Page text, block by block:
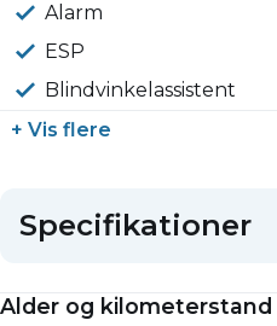
Alarm
ESP
Blindvinkelassistent
+ Vis flere
Specifikationer
Alder og kilometerstand